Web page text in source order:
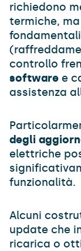
richiedono
termiche,
controllo
software e
assistenza
degli
elettriche
funzionalità.
Alcuni
update che
ricarica o